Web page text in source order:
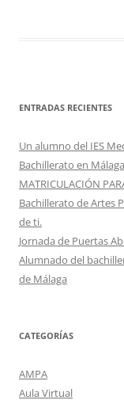
ENTRADAS RECIENTES
Un alumno del IES
Bachillerato en Málaga
MATRICULACIÓN
Bachillerato de Artes
de ti.
Jornada de Puertas
Alumnado del
de Málaga
CATEGORÍAS
AMPA
Aula Virtual